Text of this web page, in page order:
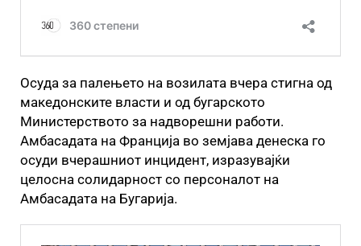
Осуда за палењето на возилата вчера стигна од
македонските власти и од бугарското
Министерството за надворешни работи.
Амбасадата на Франција во земјава денеска го
осуди вчерашниот инцидент, изразувајќи
целосна солидарност со персоналот на
Амбасадата на Бугарија.